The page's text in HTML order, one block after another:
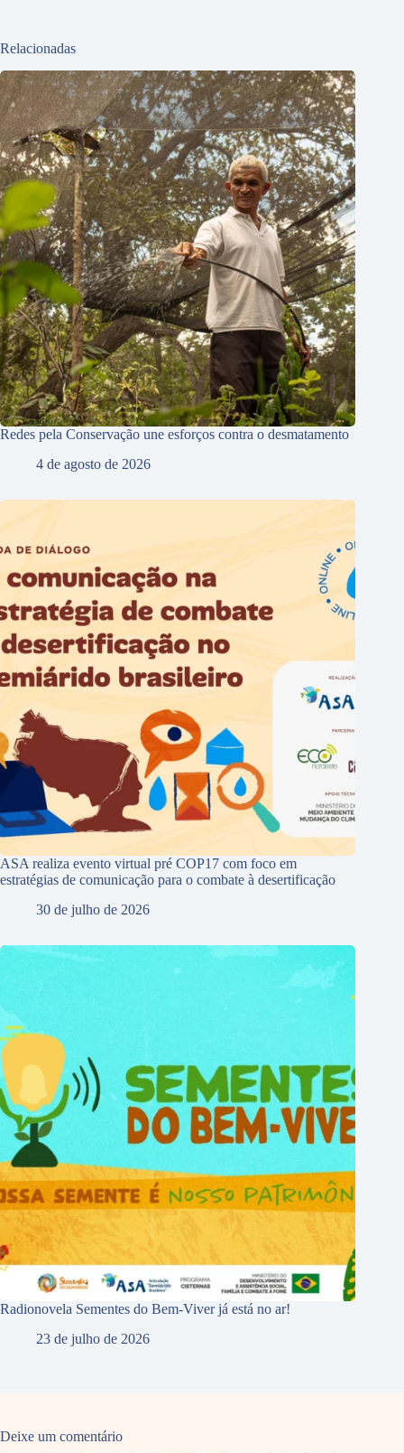
Relacionadas
Redes pela Conservação une esforços contra o desmatamento
4 de agosto de 2026
ASA realiza evento virtual pré COP17 com foco em
estratégias de comunicação para o combate à desertificação
30 de julho de 2026
Radionovela Sementes do Bem-Viver já está no ar!
23 de julho de 2026
Deixe um comentário